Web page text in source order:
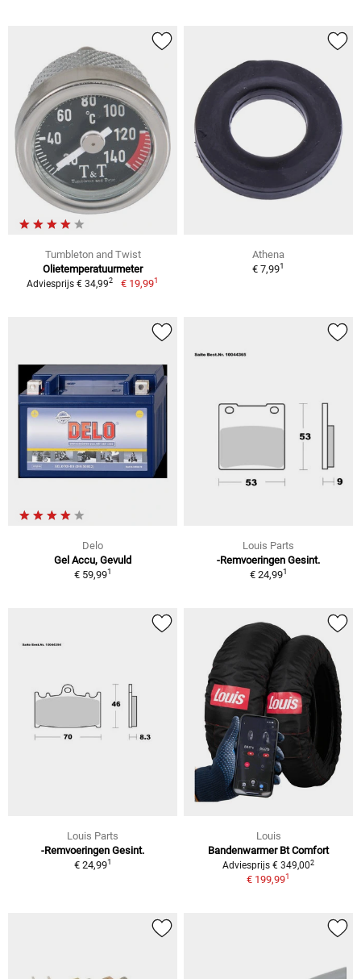
Tumbleton and Twist
Olietemperatuurmeter
Adviesprijs € 34,992 € 19,991
Athena
€ 7,991
Delo
Gel Accu, Gevuld
€ 59,991
Louis Parts
-Remvoeringen Gesint.
€ 24,991
Louis Parts
-Remvoeringen Gesint.
€ 24,991
Louis
Bandenwarmer Bt Comfort
Adviesprijs € 349,002
€ 199,991